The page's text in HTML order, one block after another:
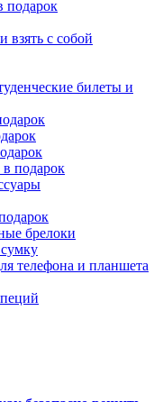
подарок
взять с собой
билеты и
подарок
брелоки
телефона и планшета